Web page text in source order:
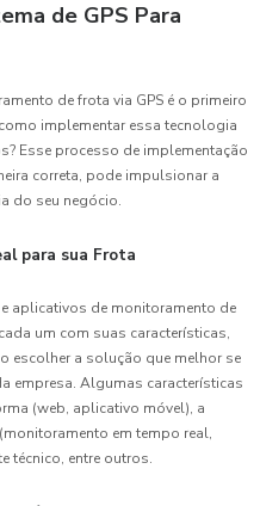
de GPS Para
de frota via GPS é o primeiro
implementar essa tecnologia
Esse processo de implementação
correta, pode impulsionar a
do seu negócio.
para sua Frota
aplicativos de monitoramento de
um com suas características,
escolher a solução que melhor se
empresa. Algumas características
(web, aplicativo móvel), a
em tempo real,
técnico, entre outros.